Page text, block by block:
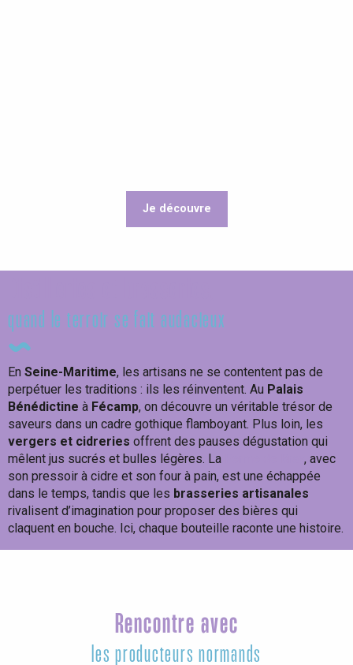
Je découvre
quand le terroir se fait audacieux
En Seine-Maritime, les artisans ne se contentent pas de
perpétuer les traditions : ils les réinventent. Au Palais
Bénédictine à Fécamp, on découvre un véritable trésor de
saveurs dans un cadre gothique flamboyant. Plus loin, les
vergers et cidreries offrent des pauses dégustation qui
mêlent jus sucrés et bulles légères. La
, avec
son pressoir à cidre et son four à pain, est une échappée
dans le temps, tandis que les brasseries artisanales
rivalisent d’imagination pour proposer des bières qui
claquent en bouche. Ici, chaque bouteille raconte une histoire.
Rencontre avec
les producteurs normands